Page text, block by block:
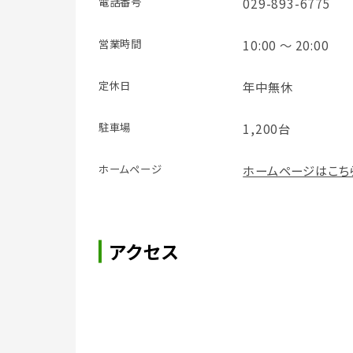
営業時間 10:00 ～ 20:00
定休日 年中無休
駐車場 1,200台
ホームページ ホームページはこち
アクセス